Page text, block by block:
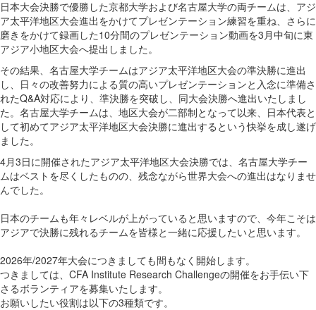
日本大会決勝で優勝した京都大学および名古屋大学の両チームは、アジ
ア太平洋地区大会進出をかけてプレゼンテーション練習を重ね、さらに
磨きをかけて録画した10分間のプレゼンテーション動画を3月中旬に東
アジア小地区大会へ提出しました。
その結果、名古屋大学チームはアジア太平洋地区大会の準決勝に進出
し、日々の改善努力による質の高いプレゼンテーションと入念に準備さ
れたQ&A対応により、準決勝を突破し、同大会決勝へ進出いたしまし
た。名古屋大学チームは、地区大会が二部制となって以来、日本代表と
して初めてアジア太平洋地区大会決勝に進出するという快挙を成し遂げ
ました。
4月3日に開催されたアジア太平洋地区大会決勝では、名古屋大学チー
ムはベストを尽くしたものの、残念ながら世界大会への進出はなりませ
んでした。
日本のチームも年々レベルが上がっていると思いますので、今年こそは
アジアで決勝に残れるチームを皆様と一緒に応援したいと思います。
2026年/2027年大会につきましても間もなく開始します。
つきましては、CFA Institute Research Challengeの開催をお手伝い下
さるボランティアを募集いたします。
お願いしたい役割は以下の3種類です。